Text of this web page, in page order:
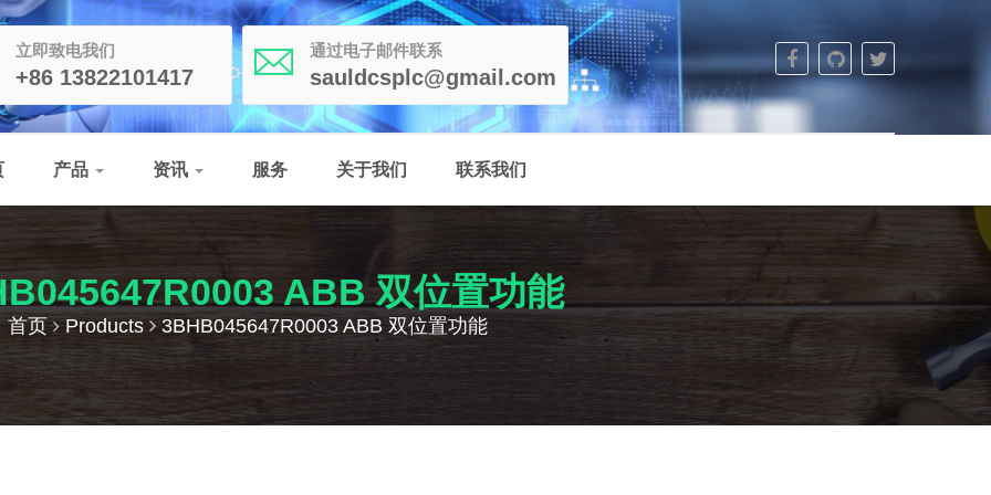
立即致电我们
+86 13822101417
通过电子邮件联系
sauldcsplc@gmail.com
产品 资讯 服务 关于我们 联系我们
ABB 双位置功能
首页 Products 3BHB045647R0003 ABB 双位置功能